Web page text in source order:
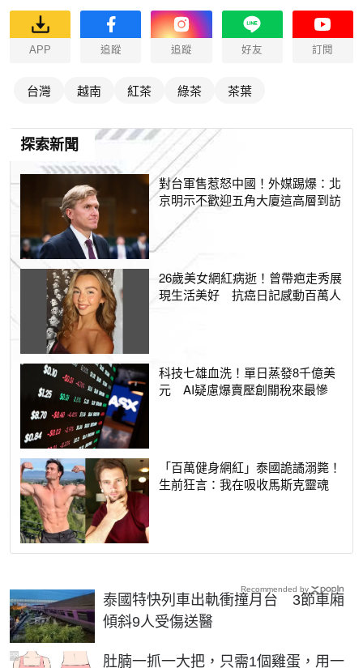
APP 追蹤 追蹤 好友 訂閱
台灣 越南 紅茶 綠茶 茶葉
探索新聞
對台軍售惹怒中國！外媒踢爆：北
京明示不歡迎五角大廈這高層到訪
26歲美女網紅病逝！曾帶疤走秀展
現生活美好 抗癌日記感動百萬人
科技七雄血洗！單日蒸發8千億美
元 AI疑慮爆賣壓創關稅來最慘
「百萬健身網紅」泰國詭譎溺斃！
生前狂言：我在吸收馬斯克靈魂
泰國特快列車出軌衝撞月台 3節車廂
傾斜9人受傷送醫
肚腩一抓一大把，只需1個雞蛋，用一
PR
Recommended by